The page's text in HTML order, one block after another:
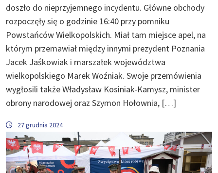
doszło do nieprzyjemnego incydentu. Główne obchody
rozpoczęły się o godzinie 16:40 przy pomniku
Powstańców Wielkopolskich. Miał tam miejsce apel, na
którym przemawiał między innymi prezydent Poznania
Jacek Jaśkowiak i marszałek województwa
wielkopolskiego Marek Woźniak. Swoje przemówienia
wygłosili także Władysław Kosiniak-Kamysz, minister
obrony narodowej oraz Szymon Hołownia, […]
27 grudnia 2024